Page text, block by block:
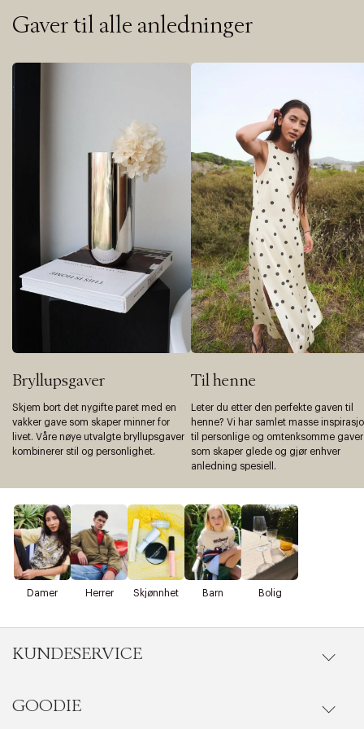
Gaver til alle anledninger
Bryllupsgaver
Skjem bort det nygifte paret med en
vakker gave som skaper minner for
livet. Våre nøye utvalgte bryllupsgaver
kombinerer stil og personlighet.
Til henne
Leter du etter den perfekte gaven til
henne? Vi har samlet masse
til personlige og omtenksomme gaver
som skaper glede og gjør enhver
anledning spesiell.
Damer Herrer Skjønnhet Barn Bolig
KUNDESERVICE
Gå til kundeservice
GOODIE